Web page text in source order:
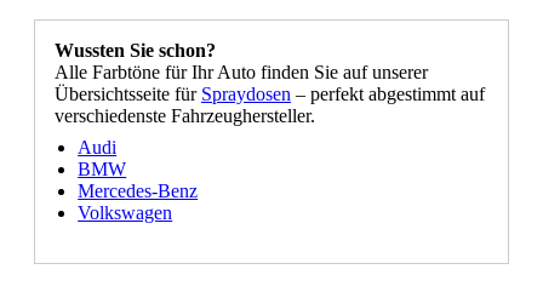
Wussten Sie schon?
Alle Farbtöne für Ihr Auto finden Sie auf unserer
Übersichtsseite für Spraydosen – perfekt abgestimmt auf
verschiedenste Fahrzeughersteller.
Audi
BMW
Mercedes-Benz
Volkswagen